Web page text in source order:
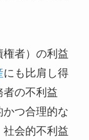
権者）の利益
にも比肩し得
者の不利益
かつ合理的な
会的不利益